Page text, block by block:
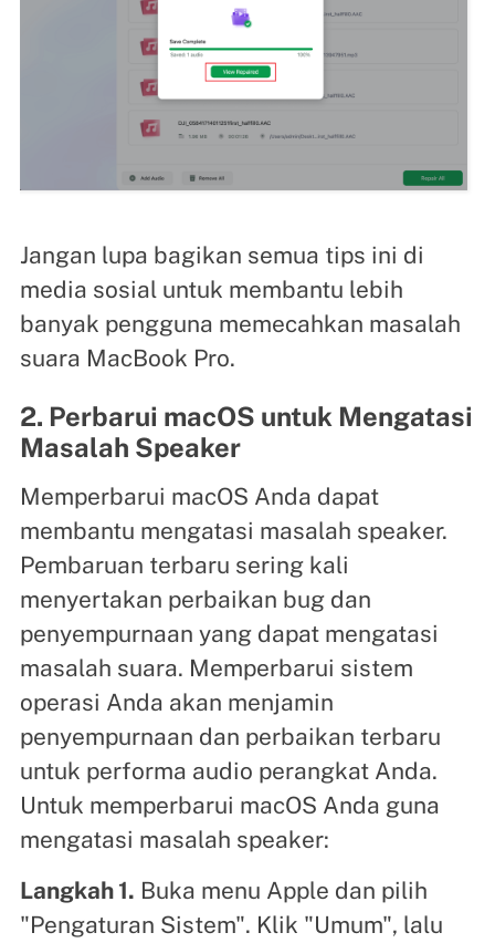
Jangan lupa bagikan semua tips ini di
media sosial untuk membantu lebih
banyak pengguna memecahkan masalah
suara MacBook Pro.
2. Perbarui macOS untuk Mengatasi
Masalah Speaker
Memperbarui macOS Anda dapat
membantu mengatasi masalah speaker.
Pembaruan terbaru sering kali
menyertakan perbaikan bug dan
penyempurnaan yang dapat mengatasi
masalah suara. Memperbarui sistem
operasi Anda akan menjamin
penyempurnaan dan perbaikan terbaru
untuk performa audio perangkat Anda.
Untuk memperbarui macOS Anda guna
mengatasi masalah speaker:
Langkah 1. Buka menu Apple dan pilih
"Pengaturan Sistem". Klik "Umum", lalu